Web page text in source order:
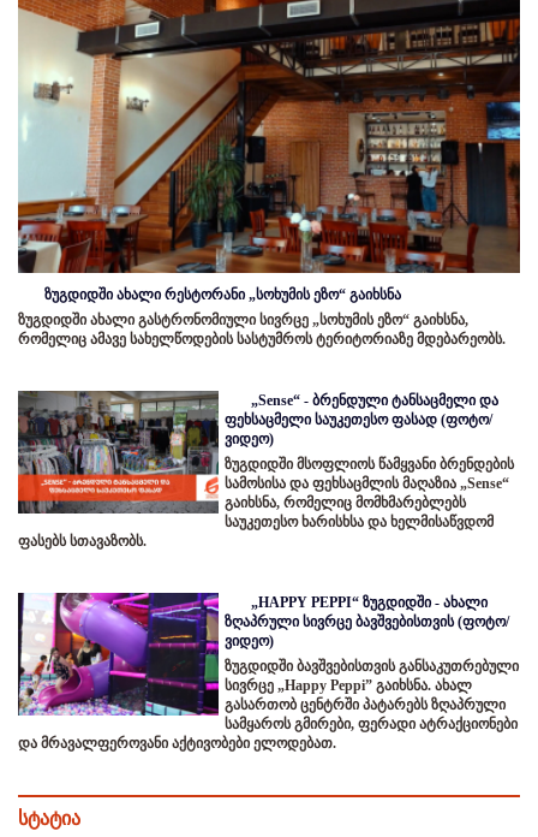
ზუგდიდში ახალი რესტორანი „სოხუმის ეზო“ გაიხსნა
ზუგდიდში ახალი გასტრონომიული სივრცე „სოხუმის ეზო“ გაიხსნა,
რომელიც ამავე სახელწოდების სასტუმროს ტერიტორიაზე მდებარეობს.
„Sense“ - ბრენდული ტანსაცმელი და
ფეხსაცმელი საუკეთესო ფასად (ფოტო/
ვიდეო)
ზუგდიდში მსოფლიოს წამყვანი ბრენდების
სამოსისა და ფეხსაცმლის მაღაზია „Sense“
გაიხსნა, რომელიც მომხმარებლებს
საუკეთესო ხარისხსა და ხელმისაწვდომ
ფასებს სთავაზობს.
„HAPPY PEPPI“ ზუგდიდში - ახალი
ზღაპრული სივრცე ბავშვებისთვის (ფოტო/
ვიდეო)
ზუგდიდში ბავშვებისთვის განსაკუთრებული
სივრცე „Happy Peppi” გაიხსნა. ახალ
გასართობ ცენტრში პატარებს ზღაპრული
სამყაროს გმირები, ფერადი ატრაქციონები
და მრავალფეროვანი აქტივობები ელოდებათ.
სტატია